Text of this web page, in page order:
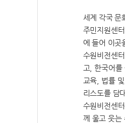
세계 각국 문
주민지원센
에 들어 이곳
수원비전센
고, 한국어
교육, 법률
리스도를 담
수원비전센
께 울고 웃는